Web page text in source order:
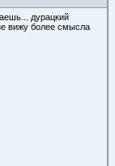
дурацкий
вижу более смысла